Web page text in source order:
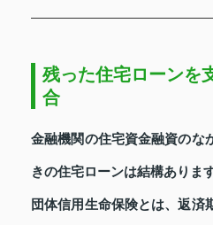
残った住宅ローンを
合
金融機関の住宅資金融資のな
きの住宅ローンは結構あります
団体信用生命保険とは、返済